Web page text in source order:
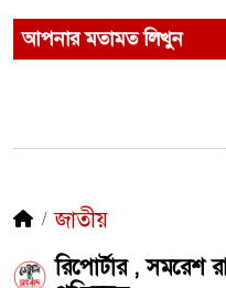
আপনার মতামত লিখুন
জাতীয়
রিপোর্টার , সমরেশ